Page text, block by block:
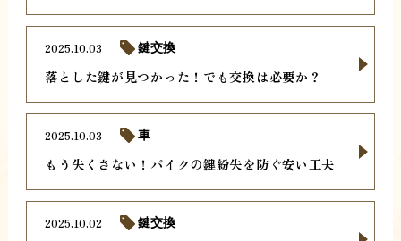
落とした鍵が見つかった！でも交換は必要か？
2025.10.03 鍵交換
もう失くさない！バイクの鍵紛失を防ぐ安い工夫
2025.10.03 車
2025.10.02 鍵交換